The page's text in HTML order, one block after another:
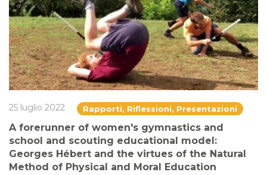
25 luglio 2022 Rapporti, Riflessioni, Presentazioni
A forerunner of women's gymnastics and
school and scouting educational model:
Georges Hébert and the virtues of the Natural
Method of Physical and Moral Education